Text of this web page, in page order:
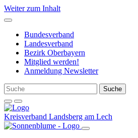
Weiter zum Inhalt
Bundesverband
Landesverband
Bezirk Oberbayern
Mitglied werden!
Anmeldung Newsletter
Kreisverband Landsberg am Lech